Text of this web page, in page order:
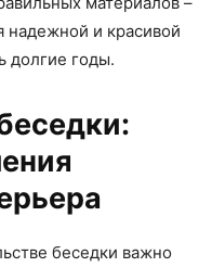
надежной и красивой
долгие годы.
беседки важно